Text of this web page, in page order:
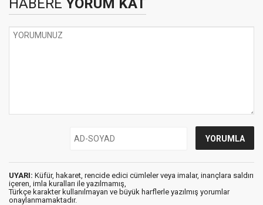
HABERE YORUM KAT
UYARI: Küfür, hakaret, rencide edici cümleler veya imalar, inançlara saldırı
içeren, imla kuralları ile yazılmamış,
Türkçe karakter kullanılmayan ve büyük harflerle yazılmış yorumlar
onaylanmamaktadır.